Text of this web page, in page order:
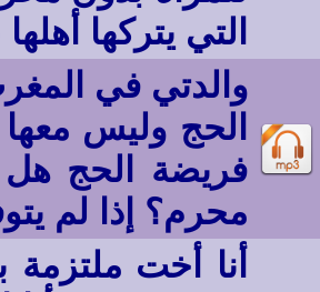
التي يتركها
والدتي في
الحج وليس
فريضة الحج هل
محرم؟ إذا لم
أنا أخت